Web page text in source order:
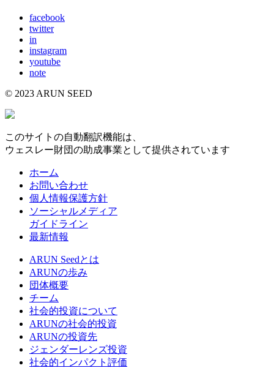
facebook
twitter
in
instagram
youtube
note
© 2023 ARUN SEED
このサイトの自動翻訳機能は、
ウェスレー財団の助成事業として提供されています
ホーム
お問い合わせ
個人情報保護方針
ソーシャルメディア
ガイドライン
最新情報
ARUN Seedとは
ARUNの歩み
団体概要
チーム
社会的投資について
ARUNの社会的投資
ARUNの投資先
ジェンダーレンズ投資
社会的インパクト評価